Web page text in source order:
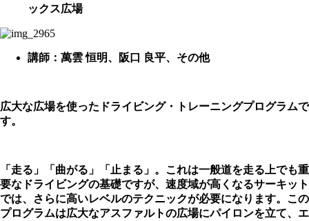
ックス広場
講師：萬雲 恒明、阪口 良平、その他
広大な広場を使ったドライビング・トレーニングプログラムで
す。
「走る」「曲がる」「止まる」。これは一般道を走る上でも重
要なドライビングの基礎ですが、速度域が高くなるサーキット
では、さらに高いレベルのテクニックが必要になります。この
プログラムは広大なアスファルトの広場にパイロンを立て、エ